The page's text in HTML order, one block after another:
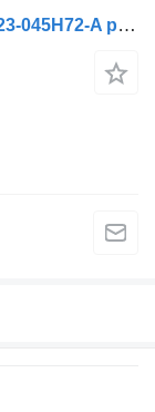
Altă componentă a cabinei Apdaila AX23-045H72-A pentru automobil Jaguar Xf250